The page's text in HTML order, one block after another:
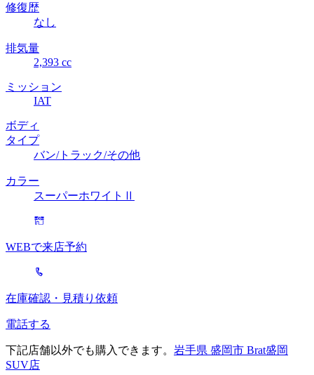
修復歴
なし
排気量
2,393 cc
ミッション
IAT
ボディ
タイプ
バン/トラック/その他
カラー
スーパーホワイトⅡ
WEBで来店予約
在庫確認・見積り依頼
電話する
下記店舗以外でも購入できます。 岩手県 盛岡市 Brat盛岡
SUV店